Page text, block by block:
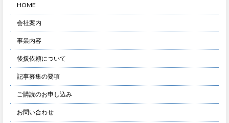
HOME
会社案内
事業内容
後援依頼について
記事募集の要項
ご購読のお申し込み
お問い合わせ